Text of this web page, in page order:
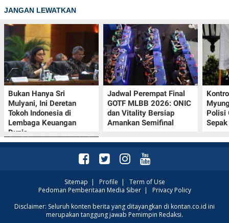
JANGAN LEWATKAN
Bukan Hanya Sri
Mulyani, Ini Deretan
Tokoh Indonesia di
Lembaga Keuangan
Dunia
Jadwal Perempat Final
GOTF MLBB 2026: ONIC
dan Vitality Bersiap
Amankan Semifinal
Polisi
Klasemen Grup A Piala
AFF 2026: Ini Skenario
Sitemap | Profile | Term of Use
Pedoman Pemberitaan Media Siber| Privacy Policy
Disclaimer: Seluruh konten berita yang ditayangkan di kontan.co.id ini
merupakan tanggung jawab Pemimpin Redaksi.